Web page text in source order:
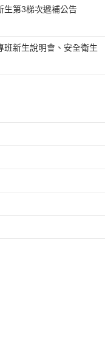
生第3梯次遞補公告
班新生說明會、安全衛生